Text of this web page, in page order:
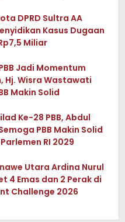
DPRD Sultra AA
Kasus Dugaan
Miliar
Jadi Momentum
Hj. Wisra Wastawati
Makin Solid
Ke-28 PBB, Abdul
PBB Makin Solid
RI 2029
Utara Ardina Nurul
4 Emas dan 2 Perak di
Challenge 2026